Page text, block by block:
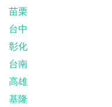
苗栗
台中
彰化
台南
高雄
基隆